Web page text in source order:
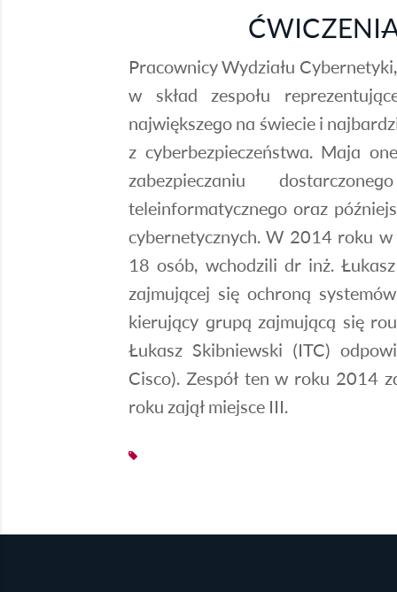
Pracownicy Wydziału
w skład zespołu
największego na świecie i
z cyberbezpieczeństwa. Maja
zabezpieczaniu
teleinformatycznego oraz
cybernetycznych. W 2014 roku w
18 osób, wchodzili dr inż.
zajmującej się ochroną
kierujący grupą zajmującą się
Łukasz Skibniewski (ITC)
Cisco). Zespół ten w roku 2014
roku zajął miejsce III.